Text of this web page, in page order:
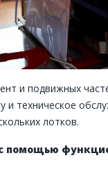
и подвижных
и техническое
лотков.
помощью